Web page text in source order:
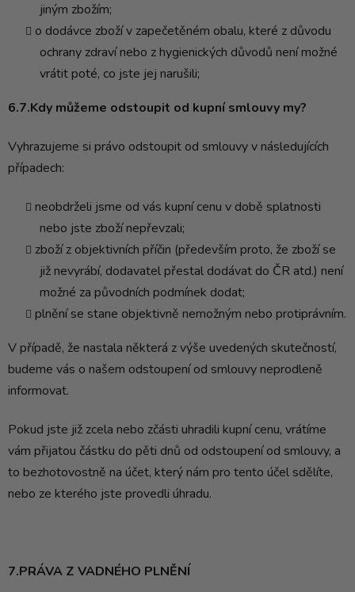
jiným zbožím;
o dodávce zboží v zapečetěném obalu, které z důvodu
ochrany zdraví nebo z hygienických důvodů není možné
vrátit poté, co jste jej narušili;
6.7.Kdy můžeme odstoupit od kupní smlouvy my?
Vyhrazujeme si právo odstoupit od smlouvy v následujících
případech:
neobdrželi jsme od vás kupní cenu v době splatnosti
nebo jste zboží nepřevzali;
zboží z objektivních příčin (především proto, že zboží se
již nevyrábí, dodavatel přestal dodávat do ČR atd.) není
možné za původních podmínek dodat;
plnění se stane objektivně nemožným nebo protiprávním.
V případě, že nastala některá z výše uvedených skutečností,
budeme vás o našem odstoupení od smlouvy neprodleně
informovat.
Pokud jste již zcela nebo zčásti uhradili kupní cenu, vrátíme
vám přijatou částku do pěti dnů od odstoupení od smlouvy, a
to bezhotovostně na účet, který nám pro tento účel sdělíte,
nebo ze kterého jste provedli úhradu.
7.PRÁVA Z VADNÉHO PLNĚNÍ